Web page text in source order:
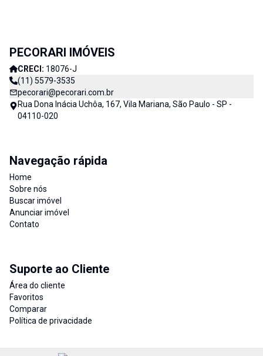
PECORARI IMÓVEIS
CRECI: 18076-J
(11) 5579-3535
pecorari@pecorari.com.br
Rua Dona Inácia Uchôa, 167, Vila Mariana, São Paulo - SP -
04110-020
Navegação rápida
Home
Sobre nós
Buscar imóvel
Anunciar imóvel
Contato
Suporte ao Cliente
Área do cliente
Favoritos
Comparar
Política de privacidade